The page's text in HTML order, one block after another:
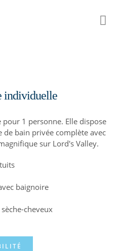
individuelle
pour 1 personne. Elle dispose
bain privée complète avec
sur Lord's Valley.
baignoire
cheveux